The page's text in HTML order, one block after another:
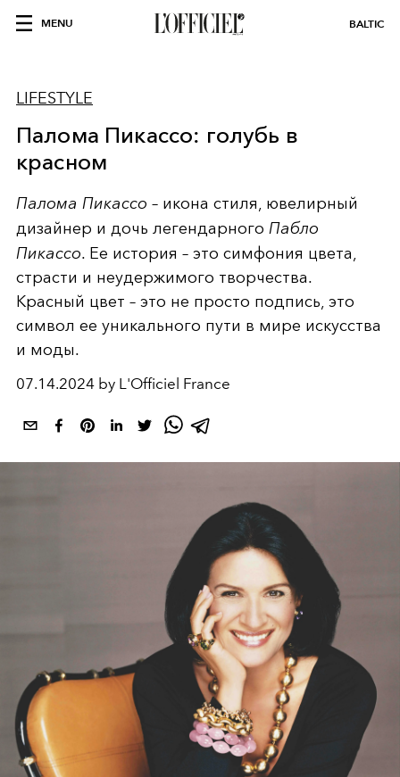
MENU BALTIC
LIFESTYLE
Палома Пикассо: голубь в
красном
Палома Пикассо – икона стиля, ювелирный
дизайнер и дочь легендарного Пабло
Пикассо. Ее история – это симфония цвета,
страсти и неудержимого творчества.
Красный цвет – это не просто подпись, это
символ ее уникального пути в мире искусства
и моды.
07.14.2024 by L'Officiel France